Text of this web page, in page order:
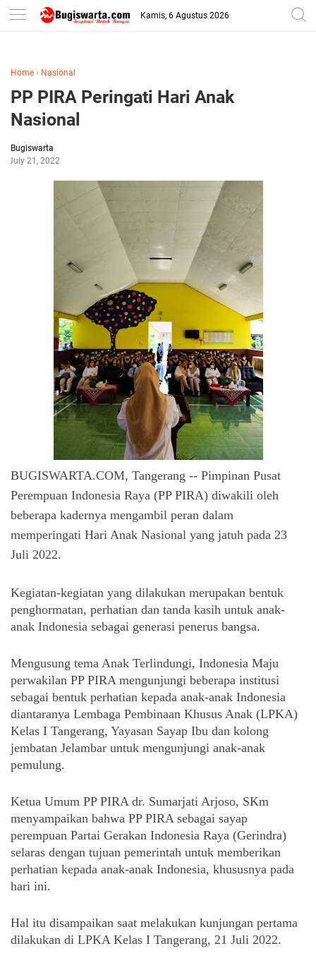
-->
Kamis, 6 Agustus 2026
Home › Nasional
PP PIRA Peringati Hari Anak
Nasional
Bugiswarta
July 21, 2022
BUGISWARTA.COM, Tangerang -- Pimpinan Pusat
Perempuan Indonesia Raya (PP PIRA) diwakili oleh
beberapa kadernya mengambil peran dalam
memperingati Hari Anak Nasional yang jatuh pada 23
Juli 2022.
Kegiatan-kegiatan yang dilakukan merupakan bentuk
penghormatan, perhatian dan tanda kasih untuk anak-
anak Indonesia sebagai generasi penerus bangsa.
Mengusung tema Anak Terlindungi, Indonesia Maju
perwakilan PP PIRA mengunjungi beberapa institusi
sebagai bentuk perhatian kepada anak-anak Indonesia
diantaranya Lembaga Pembinaan Khusus Anak (LPKA)
Kelas I Tangerang, Yayasan Sayap Ibu dan kolong
jembatan Jelambar untuk mengunjungi anak-anak
pemulung.
Ketua Umum PP PIRA dr. Sumarjati Arjoso, SKm
menyampaikan bahwa PP PIRA sebagai sayap
perempuan Partai Gerakan Indonesia Raya (Gerindra)
selaras dengan tujuan pemerintah untuk memberikan
perhatian kepada anak-anak Indonesia, khususnya pada
hari ini.
Hal itu disampaikan saat melakukan kunjungan pertama
dilakukan di LPKA Kelas I Tangerang, 21 Juli 2022.